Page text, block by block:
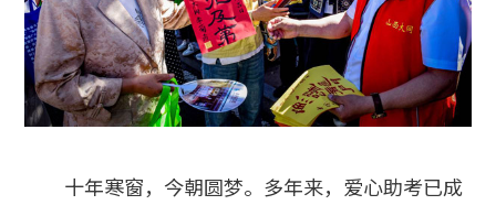
十年寒窗，今朝圆梦。多年来，爱心助考已成